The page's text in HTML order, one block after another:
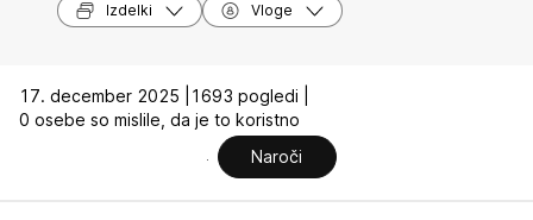
Izdelki Vloge
17. december 2025 |
1693 pogledi |
0 osebe so mislile, da je to koristno
Naroči